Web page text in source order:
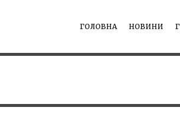
ГОЛОВНА НОВИНИ